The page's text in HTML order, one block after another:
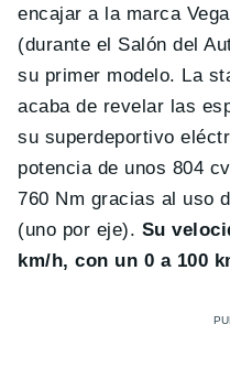
encajar a la marca
(durante el Salón del
su primer modelo. La
acaba de revelar las
su superdeportivo
potencia de unos 804
760 Nm gracias al uso
(uno por eje). Su
km/h, con un 0 a 100